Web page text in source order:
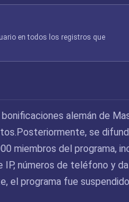
en todos los registros que
alemán de
se
miembros del programa,
números de teléfono y
el programa fue